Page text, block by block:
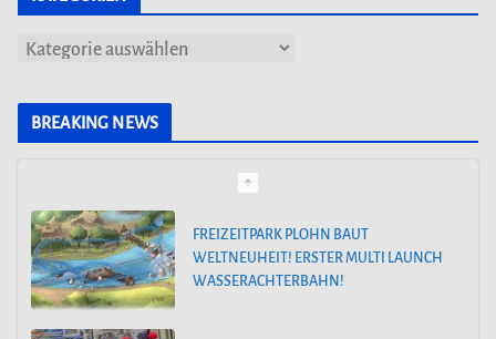
K
BREAKING NEWS
AUS DEM WELTALL NACH ZIRNDORF:
ESA-ASTRONAUT MATTHIAS MAURER
BESUCHT DEN PLAYMOBIL-FUNPARK